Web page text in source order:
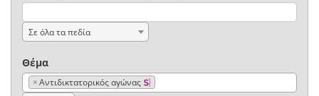
Σε όλα τα πεδία
Θέμα
×Αντιδικτατορικός αγώνας